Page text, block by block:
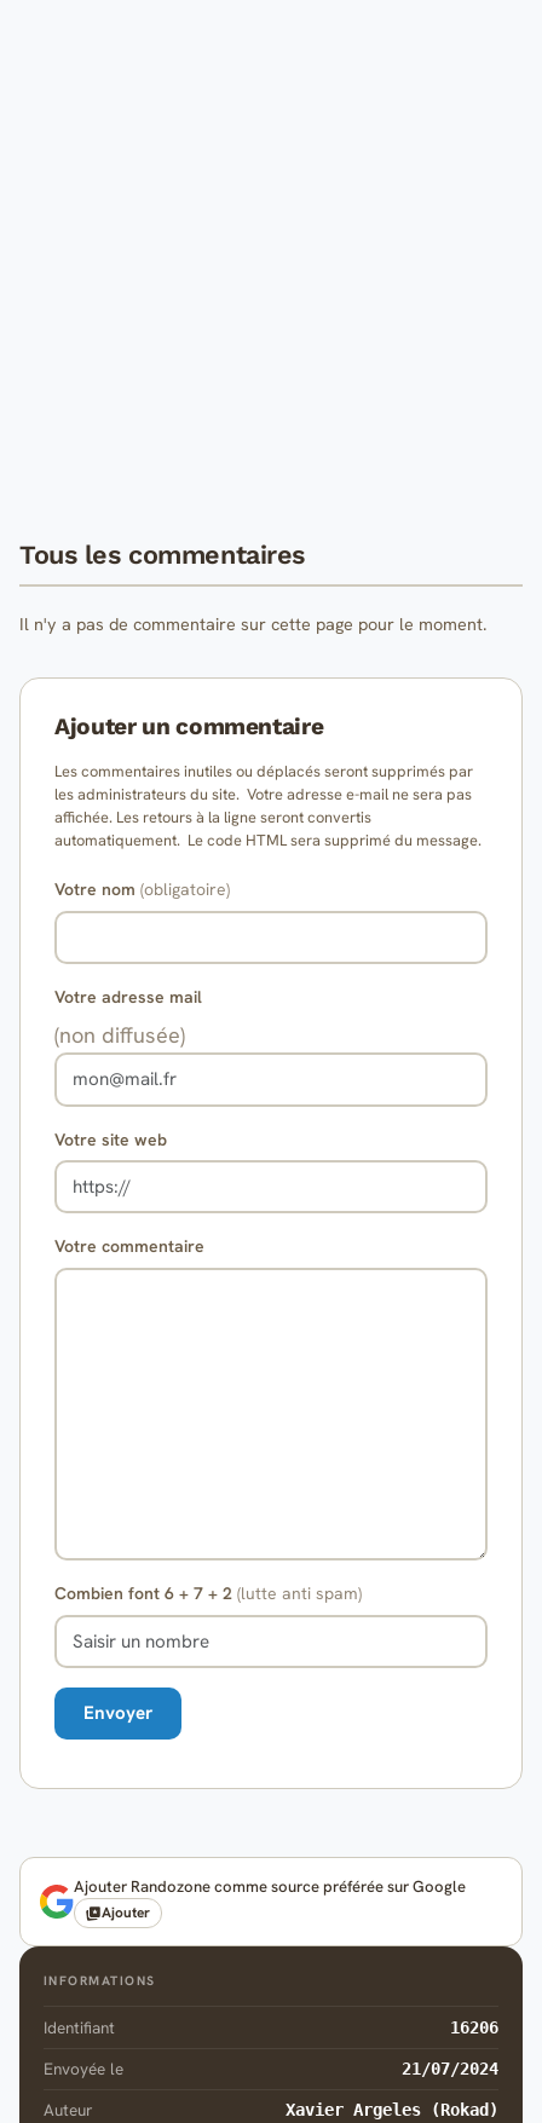
Tous les commentaires
Il n'y a pas de commentaire sur cette page pour le moment.
Ajouter un commentaire
Les commentaires inutiles ou déplacés seront supprimés par
les administrateurs du site. Votre adresse e-mail ne sera pas
affichée. Les retours à la ligne seront convertis
automatiquement. Le code HTML sera supprimé du message.
Votre nom (obligatoire)
Votre adresse mail
(non diffusée)
Votre site web
Votre commentaire
Combien font 6 + 7 + 2 (lutte anti spam)
Ajouter Randozone comme source préférée sur Google
Ajouter
INFORMATIONS
Identifiant 16206
Envoyée le 21/07/2024
Auteur Xavier Argeles (Rokad)